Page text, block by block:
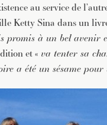
au service de
Ketty Sina dans un
promis à un bel avenir
et « va tenter sa
a été un sésame